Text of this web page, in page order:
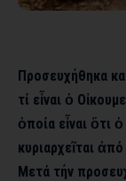
Προσευχήθηκα
τί εἶναι ὁ
ὁποία εἶναι ὅτι
κυριαρχεῖται
Μετά τήν